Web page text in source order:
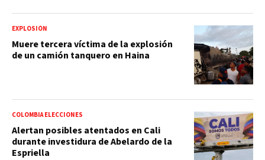
EXPLOSIÓN
Muere tercera víctima de la explosión
de un camión tanquero en Haina
COLOMBIA ELECCIONES
Alertan posibles atentados en Cali
durante investidura de Abelardo de la
Espriella